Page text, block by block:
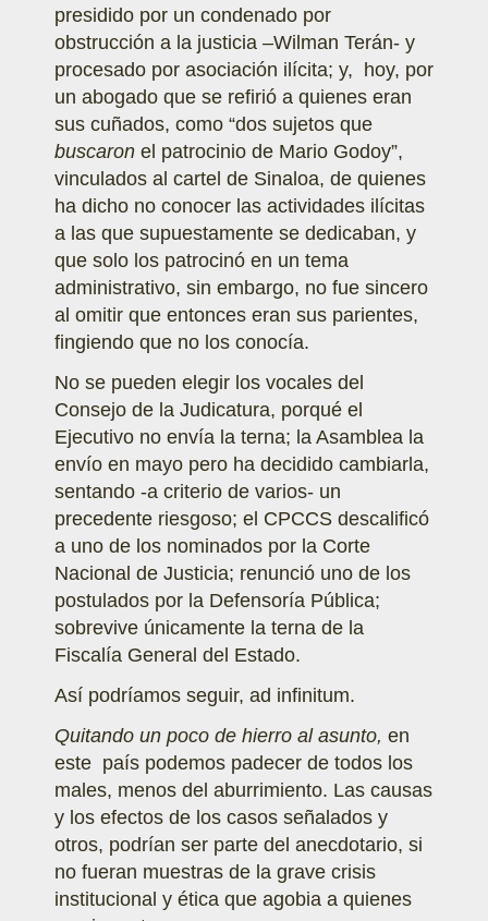
presidido por un condenado por
obstrucción a la justicia –Wilman Terán- y
procesado por asociación ilícita; y, hoy, por
un abogado que se refirió a quienes eran
sus cuñados, como “dos sujetos que
buscaron el patrocinio de Mario Godoy”,
vinculados al cartel de Sinaloa, de quienes
ha dicho no conocer las actividades ilícitas
a las que supuestamente se dedicaban, y
que solo los patrocinó en un tema
administrativo, sin embargo, no fue sincero
al omitir que entonces eran sus parientes,
fingiendo que no los conocía.
No se pueden elegir los vocales del
Consejo de la Judicatura, porqué el
Ejecutivo no envía la terna; la Asamblea la
envío en mayo pero ha decidido cambiarla,
sentando -a criterio de varios- un
precedente riesgoso; el CPCCS descalificó
a uno de los nominados por la Corte
Nacional de Justicia; renunció uno de los
postulados por la Defensoría Pública;
sobrevive únicamente la terna de la
Fiscalía General del Estado.
Así podríamos seguir, ad infinitum.
Quitando un poco de hierro al asunto, en
este país podemos padecer de todos los
males, menos del aburrimiento. Las causas
y los efectos de los casos señalados y
otros, podrían ser parte del anecdotario, si
no fueran muestras de la grave crisis
institucional y ética que agobia a quienes